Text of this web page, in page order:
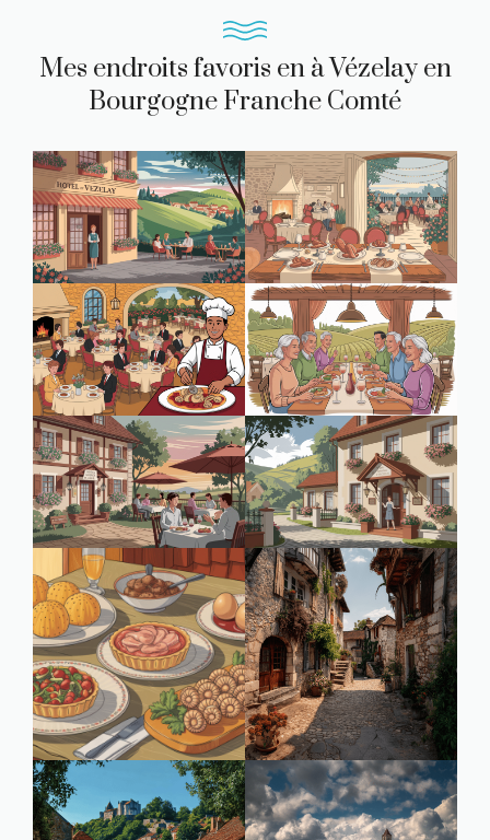
Mes endroits favoris en à Vézelay en
Bourgogne Franche Comté